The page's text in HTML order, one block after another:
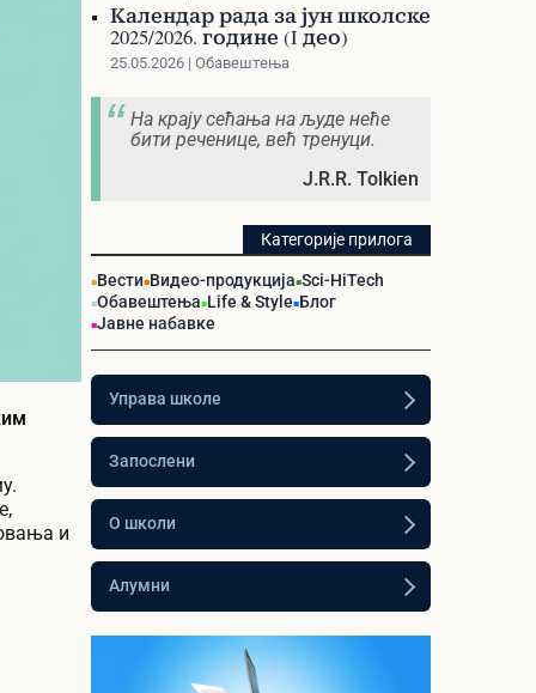
и
Календар рада за јун школске
2025/2026. године (I део)
25.05.2026 | Обавештења
На крају сећања на људе неће
бити реченице, већ тренуци.
J.R.R. Tolkien
Категорије прилога
Вести Видео-продукција Sci-HiTech
Обавештења Life & Style Блог
Јавне набавке
Управа школе
Запослени
О школи
Алумни